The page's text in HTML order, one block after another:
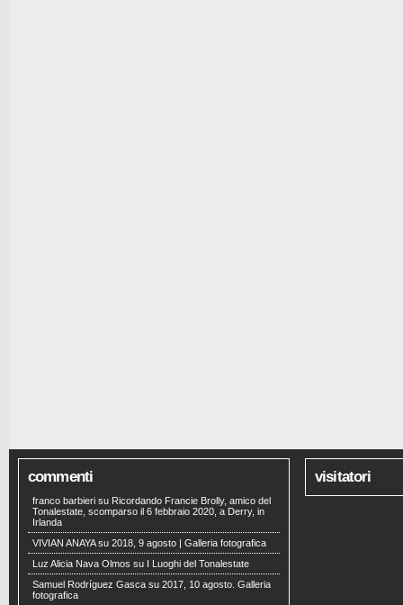
commenti
franco barbieri su Ricordando Francie Brolly, amico del
Tonalestate, scomparso il 6 febbraio 2020, a Derry, in
Irlanda
VIVIAN ANAYAsu 2018, 9 agosto | Galleria fotografica
Luz Alicia Nava Olmos su
I Luoghi del Tonalestate
Samuel Rodríguez Gasca su 2017, 10 agosto. Galleria
fotografica
visitatori